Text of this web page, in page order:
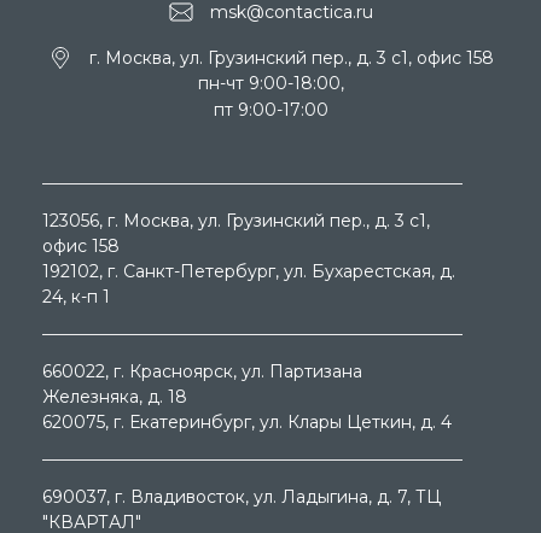
msk@contactica.ru
г. Москва, ул. Грузинский пер., д. 3 c1, офис 158
пн-чт 9:00-18:00,
пт 9:00-17:00
123056, г. Москва, ул. Грузинский пер., д. 3 c1,
офис 158
192102, г. Санкт-Петербург, ул. Бухарестская, д.
24, к-п 1
660022, г. Красноярск, ул. Партизана
Железняка, д. 18
620075, г. Екатеринбург, ул. Клары Цеткин, д. 4
690037, г. Владивосток, ул. Ладыгина, д. 7, ТЦ
"КВАРТАЛ"